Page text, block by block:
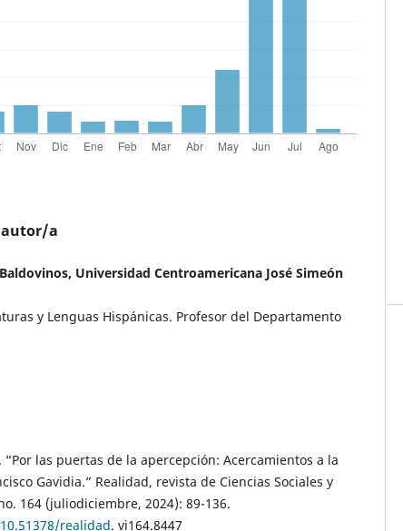
autor/a
Universidad Centroamericana José Simeón
y Lenguas Hispánicas. Profesor del Departamento
“Por las puertas de la apercepción: Acercamientos a la
Gavidia.” Realidad, revista de Ciencias Sociales y
164 (juliodiciembre, 2024): 89-136.
realidad. vi164.8447